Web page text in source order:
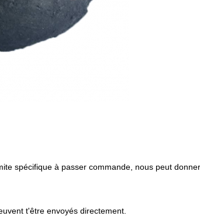
spécifique à passer commande, nous peut
t'être envoyés directement.